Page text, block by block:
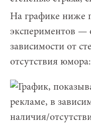
На графике ниже
экспериментов —
зависимости от
отсутствия юмора: